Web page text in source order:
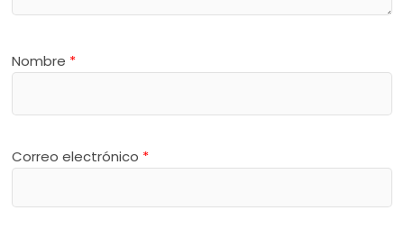
Nombre *
Correo electrónico *